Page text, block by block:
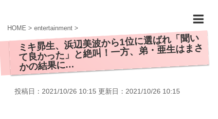
HOME > entertainment >
ミキ昴生、浜辺美波から1位に選ばれ「聞い
て良かった」と絶叫！一方、弟・亜生はまさ
かの結果に…
投稿日：2021/10/26 10:15 更新日： 2021/10/26 10:15